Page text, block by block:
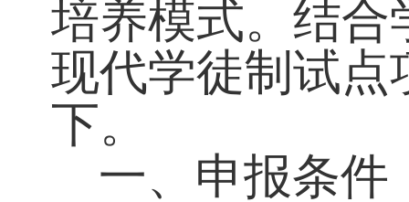
的育人机制和
培养模式。结
现代学徒制试